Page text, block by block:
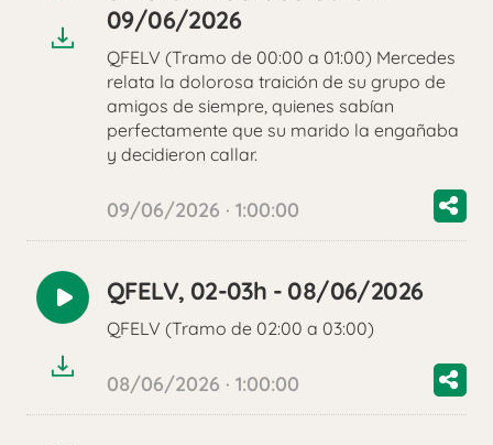
09/06/2026
QFELV (Tramo de 00:00 a 01:00) Mercedes
relata la dolorosa traición de su grupo de
amigos de siempre, quienes sabían
perfectamente que su marido la engañaba
y decidieron callar.
09/06/2026 · 1:00:00
Reproducir
audio
QFELV, 02-03h - 08/06/2026
QFELV (Tramo de 02:00 a 03:00)
08/06/2026 · 1:00:00